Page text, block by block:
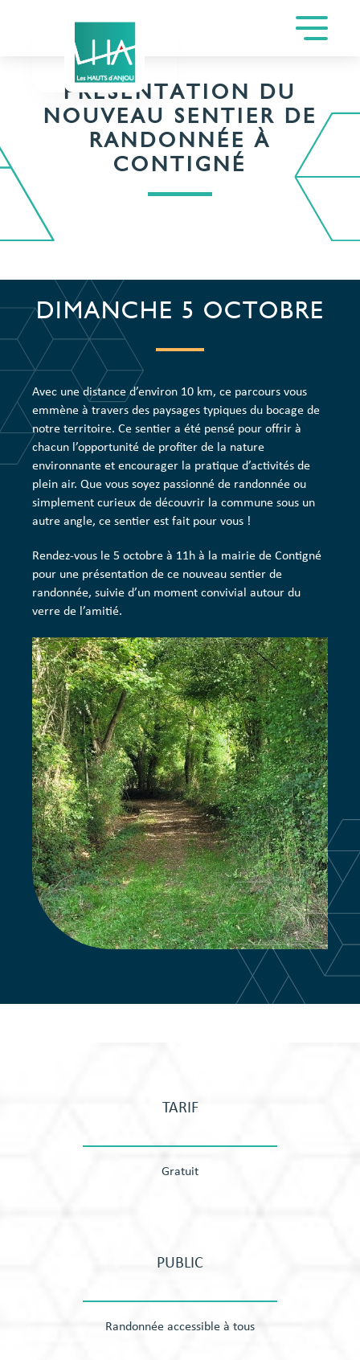
PRÉSENTATION DU
NOUVEAU SENTIER DE
RANDONNÉE À
CONTIGNÉ
DIMANCHE 5 OCTOBRE
Avec une distance d’environ 10 km, ce parcours vous
emmène à travers des paysages typiques du bocage de
notre territoire. Ce sentier a été pensé pour offrir à
chacun l’opportunité de profiter de la nature
environnante et encourager la pratique d’activités de
plein air. Que vous soyez passionné de randonnée ou
simplement curieux de découvrir la commune sous un
autre angle, ce sentier est fait pour vous !
Rendez-vous le 5 octobre à 11h à la mairie de Contigné
pour une présentation de ce nouveau sentier de
randonnée, suivie d’un moment convivial autour du
verre de l’amitié.
TARIF
Gratuit
PUBLIC
Randonnée accessible à tous